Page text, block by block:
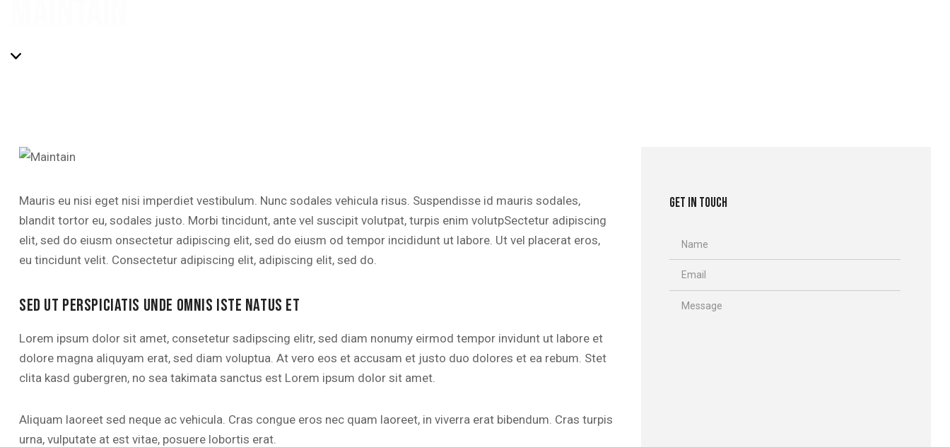
Mauris eu nisi eget nisi imperdiet vestibulum. Nunc sodales vehicula risus. Suspendisse id mauris sodales,
blandit tortor eu, sodales justo. Morbi tincidunt, ante vel suscipit volutpat, turpis enim volutpSectetur adipiscing
elit, sed do eiusm onsectetur adipiscing elit, sed do eiusm od tempor incididunt ut labore. Ut vel placerat eros,
eu tincidunt velit. Consectetur adipiscing elit, adipiscing elit, sed do.
SED UT PERSPICIATIS UNDE OMNIS ISTE NATUS ET
Lorem ipsum dolor sit amet, consetetur sadipscing elitr, sed diam nonumy eirmod tempor invidunt ut labore et
dolore magna aliquyam erat, sed diam voluptua. At vero eos et accusam et justo duo dolores et ea rebum. Stet
clita kasd gubergren, no sea takimata sanctus est Lorem ipsum dolor sit amet.
Aliquam laoreet sed neque ac vehicula. Cras congue eros nec quam laoreet, in viverra erat bibendum. Cras turpis
urna, vulputate at est vitae, posuere lobortis erat.
GET IN TOUCH